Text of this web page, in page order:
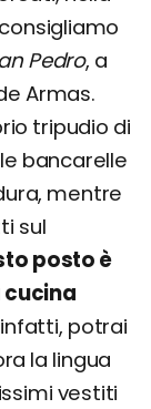
Pedro, a
Armas.
tripudio di
bancarelle
mentre
sul
posto è
infatti, potrai
la lingua
vestiti